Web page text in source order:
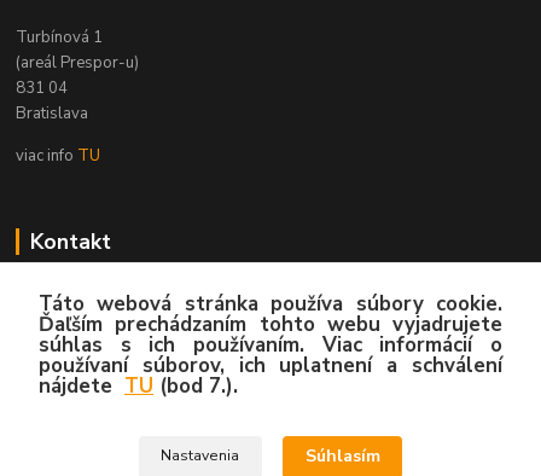
Turbínová 1
(areál Prespor-u)
831 04
Bratislava
viac info TU
Kontakt
Zákaznícka podpora
02/4445 8762
(Po-Pia, 8:00-15:30 hod.)
info@hygy.sk
Táto webová stránka používa súbory cookie.
Ďaľším prechádzaním tohto webu vyjadrujete
súhlas s ich používaním. Viac informácií o
používaní súborov, ich uplatnení a schválení
nájdete TU (bod 7.).
Nastavenia Súhlasím